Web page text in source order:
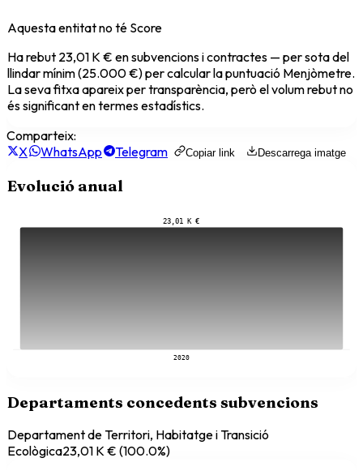
Aquesta entitat no té Score
Ha rebut 23,01 K € en subvencions i contractes — per sota del
llindar mínim (25.000 €) per calcular la puntuació Menjòmetre.
La seva fitxa apareix per transparència, però el volum rebut no
és significant en termes estadístics.
Comparteix:
X
WhatsApp Telegram Copiar link Descarrega imatge
Evolució anual
23,01 K €
2020
Departaments concedents subvencions
Departament de Territori, Habitatge i Transició
Ecològica23,01 K € (100.0%)